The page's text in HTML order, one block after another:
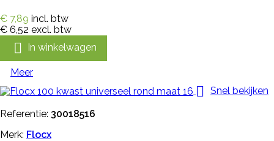
€ 7,89 incl. btw
€ 6,52 excl. btw
 In winkelwagen
Meer
 Snel bekijken
Referentie: 30018516
Merk: Flocx